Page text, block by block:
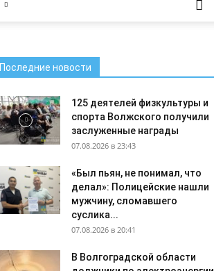
Последние новости
125 деятелей физкультуры и
спорта Волжского получили
заслуженные награды
07.08.2026 в 23:43
«Был пьян, не понимал, что
делал»: Полицейские нашли
мужчину, сломавшего
суслика...
07.08.2026 в 20:41
В Волгоградской области